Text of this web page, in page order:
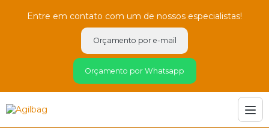
Entre em contato com um de nossos especialistas!
Orçamento por e-mail
Orçamento por Whatsapp